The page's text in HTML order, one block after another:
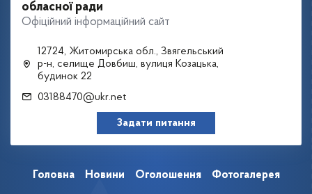
обласної ради
Офіційний інформаційний сайт
12724, Житомирська обл., Звягельський
р-н, селище Довбиш, вулиця Козацька,
будинок 22
03188470@ukr.net
Задати питання
Головна Новини Оголошення Фотогалерея